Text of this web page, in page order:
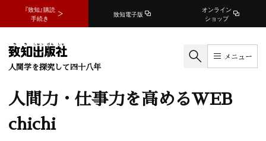
『致知』購読
手続き
致知電子版
オンライン
ショップ
人間学を探究して四十八年
メニュー
人間力・仕事力を高めるWEB
chichi